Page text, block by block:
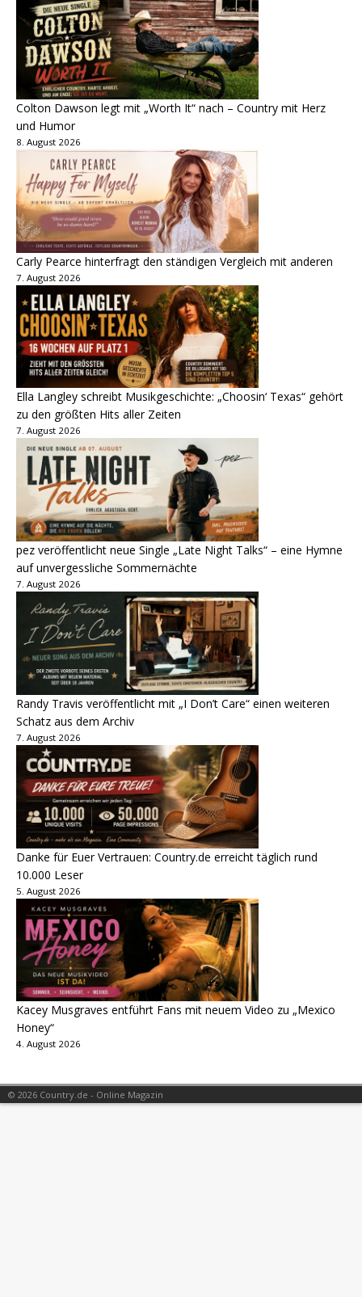
Colton Dawson legt mit „Worth It“ nach – Country mit Herz
und Humor
8. August 2026
Carly Pearce hinterfragt den ständigen Vergleich mit anderen
7. August 2026
Ella Langley schreibt Musikgeschichte: „Choosin‘ Texas“ gehört
zu den größten Hits aller Zeiten
7. August 2026
pez veröffentlicht neue Single „Late Night Talks“ – eine Hymne
auf unvergessliche Sommernächte
7. August 2026
Randy Travis veröffentlicht mit „I Don’t Care“ einen weiteren
Schatz aus dem Archiv
7. August 2026
Danke für Euer Vertrauen: Country.de erreicht täglich rund
10.000 Leser
5. August 2026
Kacey Musgraves entführt Fans mit neuem Video zu „Mexico
Honey“
4. August 2026
© 2026 Country.de - Online Magazin